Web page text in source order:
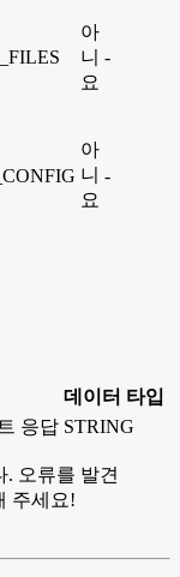
아
니
요
-
아
니
요
-
데이터 타입
응답 STRING
오류를 발견
주세요!